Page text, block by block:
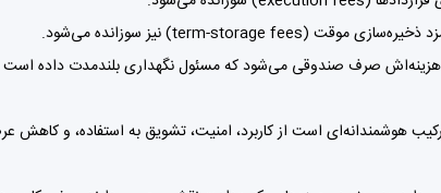
صرف صندوقی می‌شود که مسئول نگهداری بلندمدت داده